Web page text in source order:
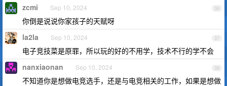
36
zcmi Sep 10, 2024
你倒是说说你家孩子的天赋呀
37
la2la Sep 10, 2024
电子竞技菜是原罪，所以玩的好的不用学，技术不行的学不会
38
nanxiaonan Sep 10, 2024
不知道你是想做电竞选手，还是与电竞相关的工作，如果是想做